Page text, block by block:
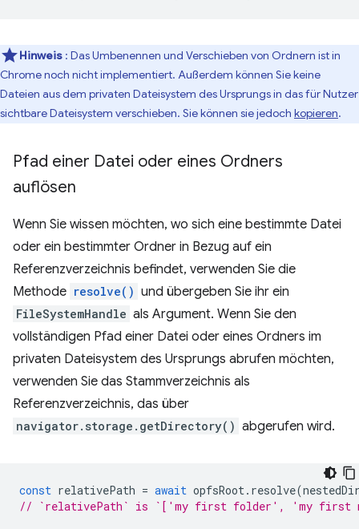
Hinweis : Das Umbenennen und Verschieben von Ordnern ist in
Chrome noch nicht implementiert. Außerdem können Sie keine
Dateien aus dem privaten Dateisystem des Ursprungs in das für Nutzer
sichtbare Dateisystem verschieben. Sie können sie jedoch kopieren.
Pfad einer Datei oder eines Ordners
auflösen
Wenn Sie wissen möchten, wo sich eine bestimmte Datei
oder ein bestimmter Ordner in Bezug auf ein
Referenzverzeichnis befindet, verwenden Sie die
Methode resolve() und übergeben Sie ihr ein
FileSystemHandle als Argument. Wenn Sie den
vollständigen Pfad einer Datei oder eines Ordners im
privaten Dateisystem des Ursprungs abrufen möchten,
verwenden Sie das Stammverzeichnis als
Referenzverzeichnis, das über
navigator.storage.getDirectory() abgerufen wird.
const relativePath = await opfsRoot . resolve(
// `relativePath` is `['my first folder', 'my first